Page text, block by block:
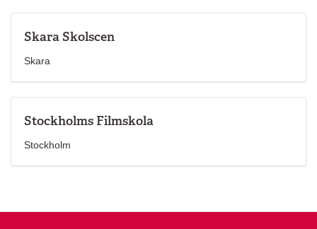
Skara Skolscen
Skara
Stockholms Filmskola
Stockholm